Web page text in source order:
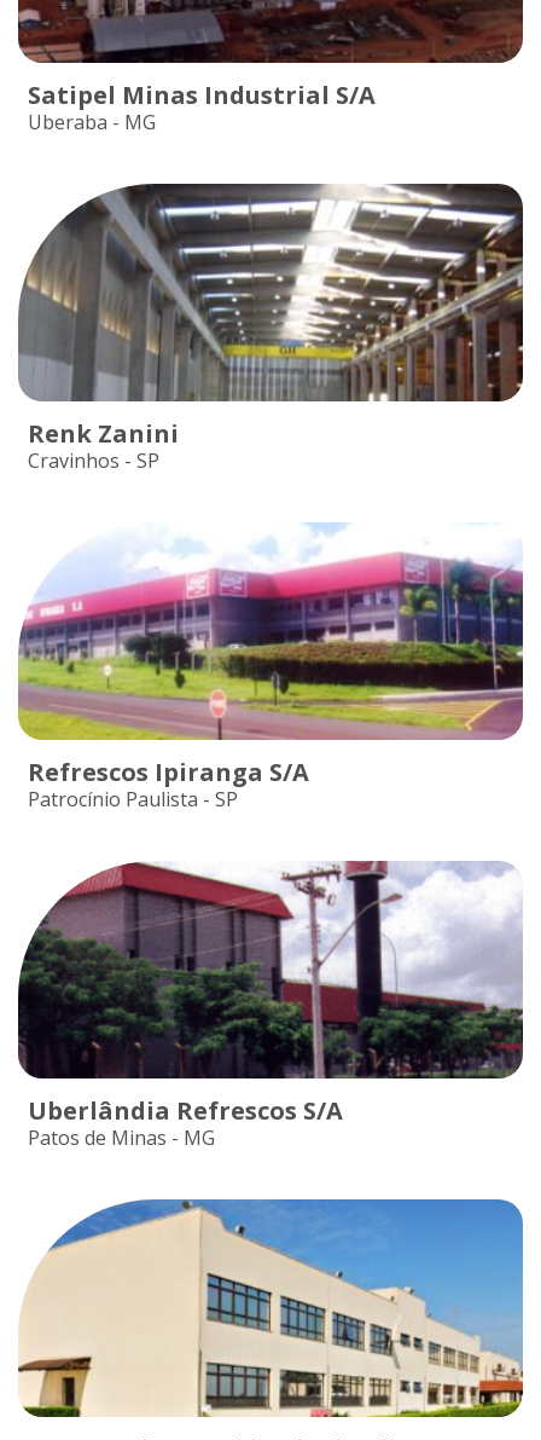
Satipel Minas Industrial S/A
Uberaba - MG
Renk Zanini
Cravinhos - SP
Refrescos Ipiranga S/A
Patrocínio Paulista - SP
Uberlândia Refrescos S/A
Patos de Minas - MG